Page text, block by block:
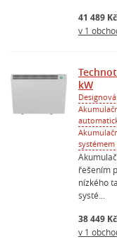
41 489 Kč
v 1
kW
řešením
nízkého
systé...
38 449 Kč
v 1